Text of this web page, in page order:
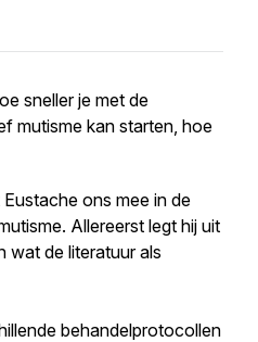
sneller je met de
mutisme kan starten, hoe
ons mee in de
Allereerst legt hij uit
wat de literatuur als
behandelprotocollen